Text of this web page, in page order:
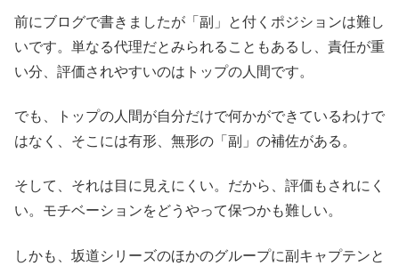
前にブログで書きましたが「副」と付くポジションは難し
いです。単なる代理だとみられることもあるし、責任が重
い分、評価されやすいのはトップの人間です。
でも、トップの人間が自分だけで何かができているわけで
はなく、そこには有形、無形の「副」の補佐がある。
そして、それは目に見えにくい。だから、評価もされにく
い。モチベーションをどうやって保つかも難しい。
しかも、坂道シリーズのほかのグループに副キャプテンと